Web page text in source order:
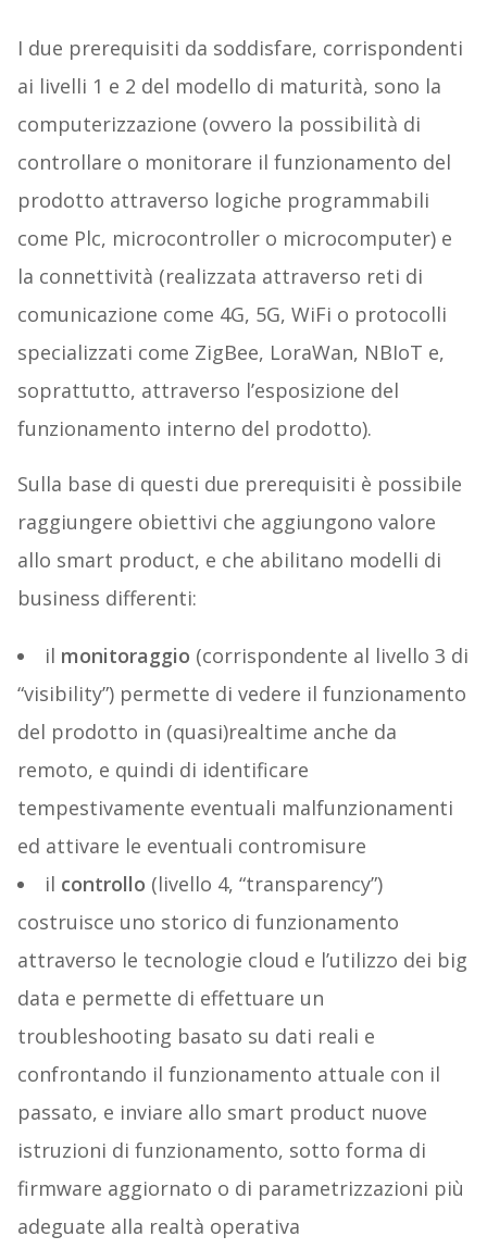
I due prerequisiti da soddisfare, corrispondenti
ai livelli 1 e 2 del modello di maturità, sono la
computerizzazione (ovvero la possibilità di
controllare o monitorare il funzionamento del
prodotto attraverso logiche programmabili
come Plc, microcontroller o microcomputer) e
la connettività (realizzata attraverso reti di
comunicazione come 4G, 5G, WiFi o protocolli
specializzati come ZigBee, LoraWan, NBIoT e,
soprattutto, attraverso l’esposizione del
funzionamento interno del prodotto).
Sulla base di questi due prerequisiti è possibile
raggiungere obiettivi che aggiungono valore
allo smart product, e che abilitano modelli di
business differenti:
il monitoraggio (corrispondente al livello 3 di
“visibility”) permette di vedere il funzionamento
del prodotto in (quasi)realtime anche da
remoto, e quindi di identificare
tempestivamente eventuali malfunzionamenti
ed attivare le eventuali contromisure
il controllo (livello 4, “transparency”)
costruisce uno storico di funzionamento
attraverso le tecnologie cloud e l’utilizzo dei big
data e permette di effettuare un
troubleshooting basato su dati reali e
confrontando il funzionamento attuale con il
passato, e inviare allo smart product nuove
istruzioni di funzionamento, sotto forma di
firmware aggiornato o di parametrizzazioni più
adeguate alla realtà operativa